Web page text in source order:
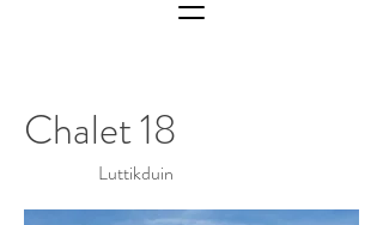
Chalet 18
Luttikduin